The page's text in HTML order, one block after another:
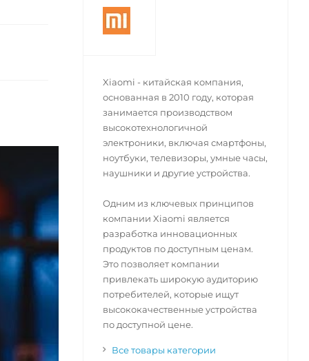
Xiaomi - китайская компания,
основанная в 2010 году, которая
занимается производством
высокотехнологичной
электроники, включая смартфоны,
ноутбуки, телевизоры, умные часы,
наушники и другие устройства.
Одним из ключевых принципов
компании Xiaomi является
разработка инновационных
продуктов по доступным ценам.
Это позволяет компании
привлекать широкую аудиторию
потребителей, которые ищут
высококачественные устройства
по доступной цене.
Все товары категории